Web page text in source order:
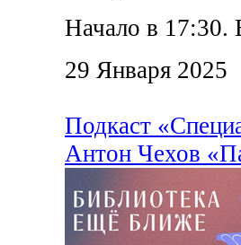
Начало в
29 Января 2025
Подкаст
Антон Чехов